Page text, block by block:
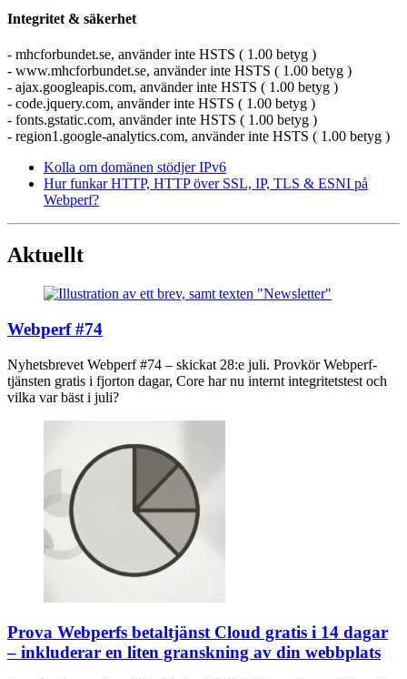
Integritet & säkerhet
- mhcforbundet.se, använder inte HSTS ( 1.00 betyg )
- www.mhcforbundet.se, använder inte HSTS ( 1.00 betyg )
- ajax.googleapis.com, använder inte HSTS ( 1.00 betyg )
- code.jquery.com, använder inte HSTS ( 1.00 betyg )
- fonts.gstatic.com, använder inte HSTS ( 1.00 betyg )
- region1.google-analytics.com, använder inte HSTS ( 1.00 betyg )
Kolla om domänen stödjer IPv6
Hur funkar HTTP, HTTP över SSL, IP, TLS & ESNI på
Webperf?
Aktuellt
Webperf #74
Nyhetsbrevet Webperf #74 – skickat 28:e juli. Provkör Webperf-
tjänsten gratis i fjorton dagar, Core har nu internt integritetstest och
vilka var bäst i juli?
Prova Webperfs betaltjänst Cloud gratis i 14 dagar
– inkluderar en liten granskning av din webbplats